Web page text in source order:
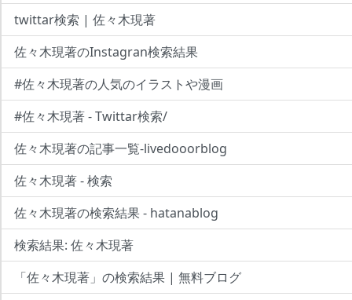
twittar検索 | 佐々木現著
佐々木現著のInstagran検索結果
#佐々木現著の人気のイラストや漫画
#佐々木現著 - Twittar検索/
佐々木現著の記事一覧-livedooorblog
佐々木現著 - 検索
佐々木現著の検索結果 - hatanablog
検索結果: 佐々木現著
「佐々木現著」の検索結果 | 無料ブログ